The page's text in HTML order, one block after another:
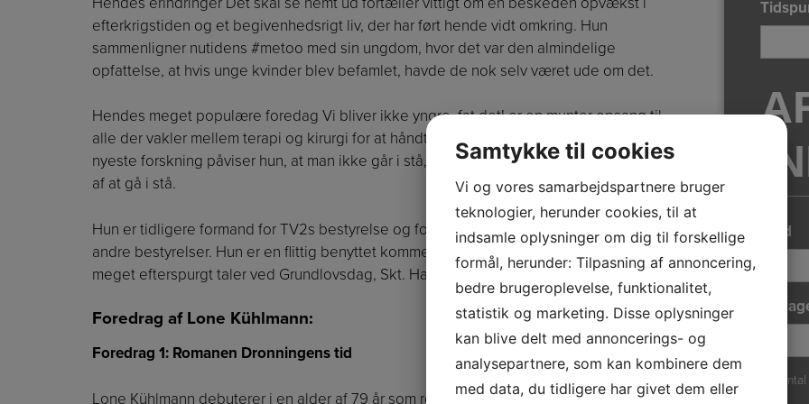
Sted
Ca.
efterkrigstiden og et begivenhedsrigt liv, der har ført hende vidt omkring. Hun
sammenligner nutidens #metoo med sin ungdom, hvor det var den almindelige
opfattelse, at hvis unge kvinder blev befamlet, havde de nok selv været ude om det.
Hendes meget populære foredag Vi bliver ikke yngre, fat det! er en munter opsang til
alle der vakler mellem terapi og kirurgi for at håndtere alderdomstegnene. Udfra den
nyeste forskning påviser hun, at man ikke går i stå, af at blive gammel. Man bliver gammel
af at gå i stå.
Hun er tidligere formand for TV2s bestyrelse og formand for eller medlem af en række
andre bestyrelser. Hun er en flittig benyttet kommentator i TV, radio og aviser, og en
meget efterspurgt taler ved Grundlovsdag, Skt. Hans og andre mærkedage.
Foredrag af Lone Kühlmann:
Foredrag 1: Romanen Dronningens tid
Lone Kühlmann debuterer i en alder af 79 år som romanforfatter med Dronningens Tid. Et
Samtykke til cookies
Vi og vores samarbejdspartnere bruger
teknologier, herunder cookies, til at
indsamle oplysninger om dig til forskellige
formål, herunder: Tilpasning af annoncering,
bedre brugeroplevelse, funktionalitet,
statistik og marketing. Disse oplysninger
kan blive delt med annoncerings- og
analysepartnere, som kan kombinere dem
med data, du tidligere har givet dem eller